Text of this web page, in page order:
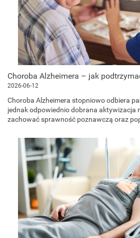
2026-06-12
Choroba Alzheimera stopniowo odbiera
jednak odpowiednio dobrana aktywizacja
zachować sprawność poznawczą oraz
pracy z senior...